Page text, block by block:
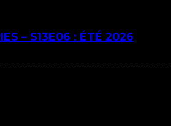
– S13E06 : ÉTÉ 2026